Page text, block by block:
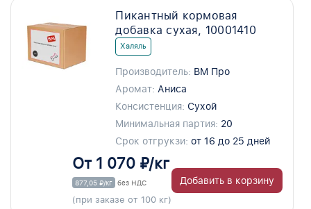
Пикантный кормовая
добавка сухая, 10001410
Халяль
Производитель: ВМ Про
Аромат: Аниса
Консистенция: Сухой
Минимальная партия: 20
Срок отгрукзи: от 16 до 25 дней
От 1 070 ₽/кг
877,05 ₽/кг без НДС
(при заказе от 100 кг)
Добавить в корзину